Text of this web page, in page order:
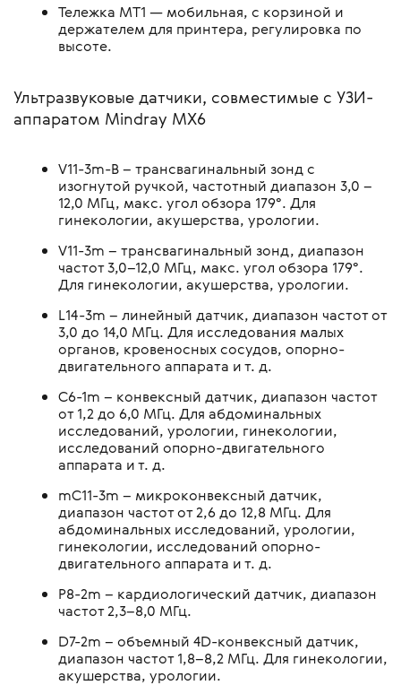
Тележка MT1 — мобильная, с корзиной и
держателем для принтера, регулировка по
высоте.
Ультразвуковые датчики, совместимые с УЗИ-
аппаратом Mindray MX6
V11-3m-B – трансвагинальный зонд с
изогнутой ручкой, частотный диапазон 3,0 –
12,0 МГц, макс. угол обзора 179°. Для
гинекологии, акушерства, урологии.
V11-3m – трансвагинальный зонд, диапазон
частот 3,0–12,0 МГц, макс. угол обзора 179°.
Для гинекологии, акушерства, урологии.
L14-3m – линейный датчик, диапазон частот от
3,0 до 14,0 МГц. Для исследования малых
органов, кровеносных сосудов, опорно-
двигательного аппарата и т. д.
C6-1m – конвексный датчик, диапазон частот
от 1,2 до 6,0 МГц. Для абдоминальных
исследований, урологии, гинекологии,
исследований опорно-двигательного
аппарата и т. д.
mC11-3m – микроконвексный датчик,
диапазон частот от 2,6 до 12,8 МГц. Для
абдоминальных исследований, урологии,
гинекологии, исследований опорно-
двигательного аппарата и т. д.
P8-2m – кардиологический датчик, диапазон
частот 2,3–8,0 МГц.
D7-2m – объемный 4D-конвексный датчик,
диапазон частот 1,8–8,2 МГц. Для гинекологии,
акушерства, урологии.